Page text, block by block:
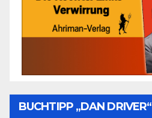
BUCHTIPP „DAN DRIVER“